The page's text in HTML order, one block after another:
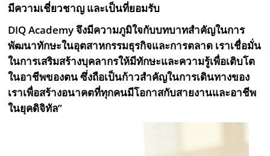
มีความเชี่ยวชาญ และเป็นที่ยอมรับ
DIQ Academyจึงมีความภูมิใจกับบทบาทสำคัญในการ
พัฒนาทักษะในอุตสาหกรรมธุรกิจและการตลาด เราเชื่อมั่น
ในการเสริมสร้างบุคลากรให้มีทักษะและความรู้เพื่อเติบโต
ในอาชีพของตน ซึ่งถือเป็นก้าวสำคัญในการเดินทางของ
เราเพื่อสร้างอนาคตที่ทุกคนมีโอกาสกับสายงานและอาชีพ
ในยุคดิจิทัล”